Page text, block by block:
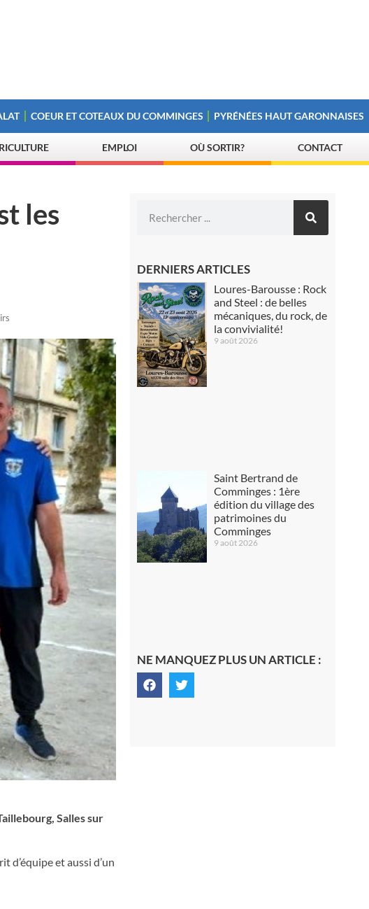
COEUR ET COTEAUX DU COMMINGES PYRÉNÉES HAUT GARONNAISES
EMPLOI OÙ SORTIR? CONTACT
les
Salles sur
d’équipe et aussi d’un
DERNIERS ARTICLES
Loures-Barousse : Rock
and Steel : de belles
mécaniques, du rock, de
la convivialité!
9 août 2026
Saint Bertrand de
Comminges : 1ère
édition du village des
patrimoines du
Comminges
9 août 2026
NE MANQUEZ PLUS UN ARTICLE :